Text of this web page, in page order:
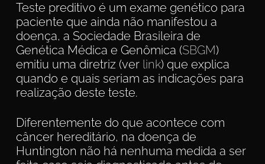
Teste preditivo é um exame genético para
paciente que ainda não manifestou a
doença, a Sociedade Brasileira de
Genética Médica e Genômica (SBGM)
emitiu uma diretriz (ver link) que explica
quando e quais seriam as indicações para
realização deste teste.
Diferentemente do que acontece com
câncer hereditário, na doença de
Huntington não há nenhuma medida a ser